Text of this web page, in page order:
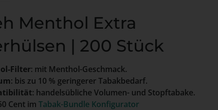
Menthol Extra
| 200 Stück
Filter: mit Menthol-Geschmack.
: bis zu 10 % geringerer Tabakbedarf.
: handelsübliche Volumen- und Stopftabake.
Cent im Tabak-Bundle Konfigurator